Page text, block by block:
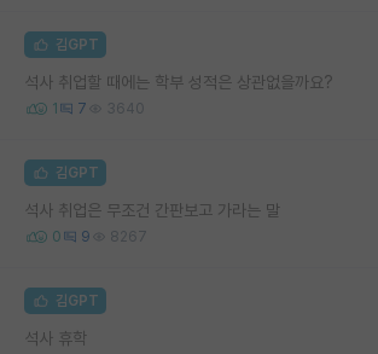
김GPT
석사 취업할 때에는 학부 성적은 상관없을까요?
1 7 3640
김GPT
석사 취업은 무조건 간판보고 가라는 말
0 9 8267
김GPT
석사 휴학